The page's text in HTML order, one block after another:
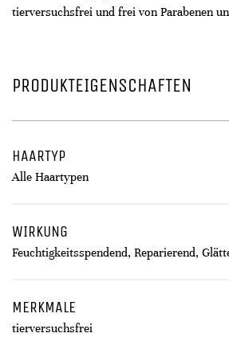
tierversuchsfrei und frei von Parabenen
PRODUKTEIGENSCHAFTEN
HAARTYP
Alle Haartypen
WIRKUNG
Feuchtigkeitsspendend, Reparierend,
MERKMALE
tierversuchsfrei